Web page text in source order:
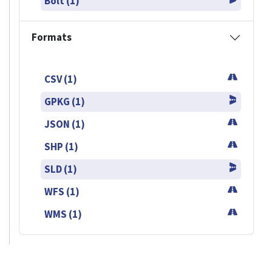
Formats
CSV (1)
GPKG (1)
JSON (1)
SHP (1)
SLD (1)
WFS (1)
WMS (1)